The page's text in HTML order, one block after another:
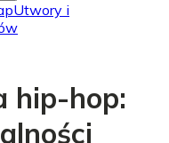
Utwory i
hip-hop: